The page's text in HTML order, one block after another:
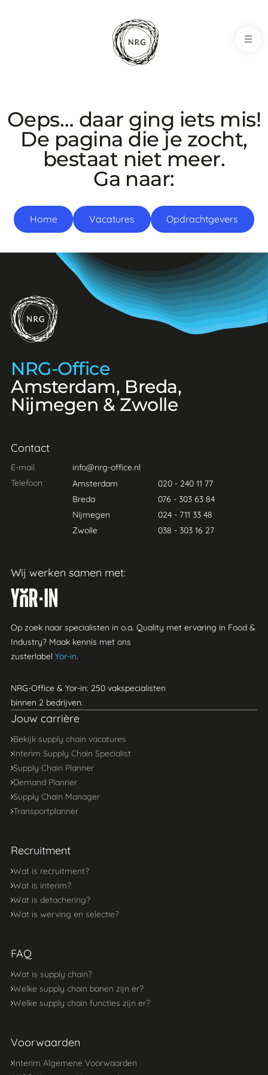
Oeps… daar ging iets mis!
De pagina die je zocht,
bestaat niet meer.
Ga naar:
Home Vacatures Opdrachtgevers
NRG-Office
Amsterdam, Breda,
Nijmegen & Zwolle
Contact
E-mail
info@nrg-office.nl
Telefoon
Amsterdam
020 - 240 11 77
Breda
076 - 303 63 84
Nijmegen
024 - 711 33 48
Zwolle
038 - 303 16 27
Wij werken samen met:
Op zoek naar specialisten in o.a. Quality met ervaring in Food &
Industry? Maak kennis met ons
zusterlabel Yor-in.
NRG-Office & Yor-in: 250 vakspecialisten
binnen 2 bedrijven.
Jouw carrière
Bekijk supply chain vacatures
Interim Supply Chain Specialist
Supply Chain Planner
Demand Planner
Supply Chain Manager
Transportplanner
Recruitment
Wat is recruitment?
Wat is interim?
Wat is detachering?
Wat is werving en selectie?
FAQ
Wat is supply chain?
Welke supply chain banen zijn er?
Welke supply chain functies zijn er?
Voorwaarden
Interim Algemene Voorwaarden